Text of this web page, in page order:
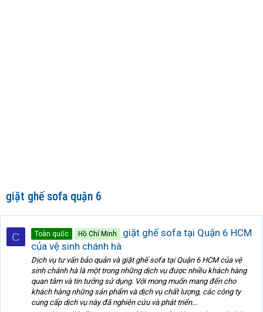
giặt ghế sofa quận 6
C Toàn quốc Hồ Chí Minh
giặt ghế sofa tại Quận 6 HCM
của vệ sinh chánh hà
Dịch vụ tư vấn bảo quản và giặt ghế sofa tại Quận 6 HCM của vệ
sinh chánh hà là một trong những dịch vụ được nhiều khách hàng
quan tâm và tin tưởng sử dụng. Với mong muốn mang đến cho
khách hàng những sản phẩm và dịch vụ chất lượng, các công ty
cung cấp dịch vụ này đã nghiên cứu và phát triển...